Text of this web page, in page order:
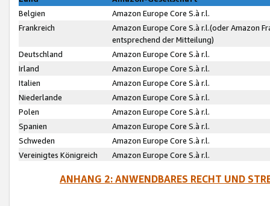
Belgien
Amazon Europe Core S.à r.l.
Frankreich
Amazon Europe Core S.à r.l.(oder Amazon
entsprechend der Mitteilung)
Deutschland
Amazon Europe Core S.à r.l.
Irland
Amazon Europe Core S.à r.l.
Italien
Amazon Europe Core S.à r.l.
Niederlande
Amazon Europe Core S.à r.l.
Polen
Amazon Europe Core S.à r.l.
Spanien
Amazon Europe Core S.à r.l.
Schweden
Amazon Europe Core S.à r.l.
Vereinigtes Königreich
Amazon Europe Core S.à r.l.
ANHANG 2: ANWENDBARES RECHT UND